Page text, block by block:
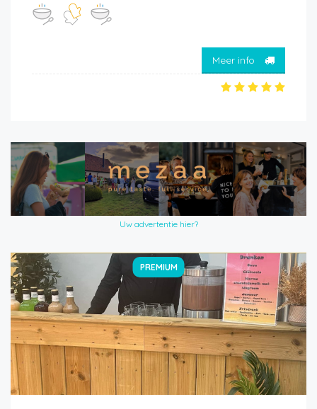
Meer info
Uw advertentie hier?
PREMIUM